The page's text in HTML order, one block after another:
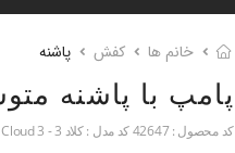
خانم ها کفش پاشنه
پامپ با پاشنه
کد محصول :42647کد مدل :کلاد 3 - Cloud 3